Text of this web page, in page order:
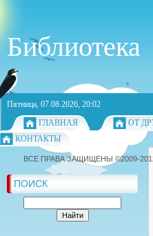
Библиотека
Пятница, 07.08.2026, 20:02
ГЛАВНАЯ
ОТ
КОНТАКТЫ
ПОИСК
ВСЕ ПРАВА ЗАЩИЩЕНЫ ©2009-